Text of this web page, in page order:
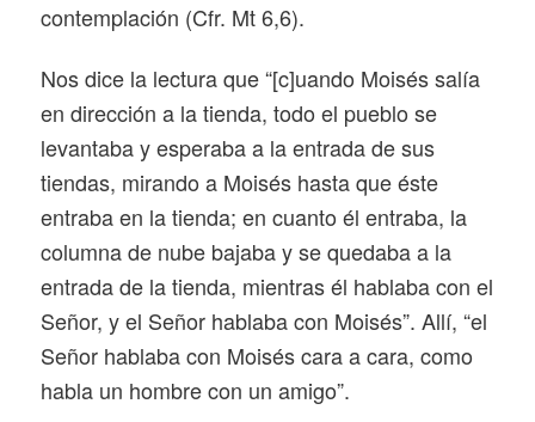
contemplación (Cfr. Mt 6,6).
Nos dice la lectura que “[c]uando Moisés salía
en dirección a la tienda, todo el pueblo se
levantaba y esperaba a la entrada de sus
tiendas, mirando a Moisés hasta que éste
entraba en la tienda; en cuanto él entraba, la
columna de nube bajaba y se quedaba a la
entrada de la tienda, mientras él hablaba con el
Señor, y el Señor hablaba con Moisés”. Allí, “el
Señor hablaba con Moisés cara a cara, como
habla un hombre con un amigo”.